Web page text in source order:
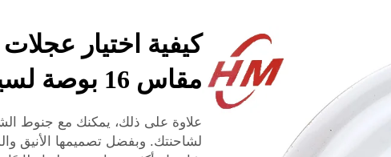
كيفية اختيار
مقاس 16 بوصة لسيارتك
لشاحنتك. وبفضل تصميمها الأنيق